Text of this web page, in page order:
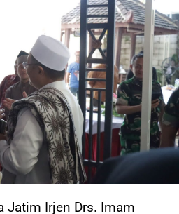
Jatim Irjen Drs. Imam